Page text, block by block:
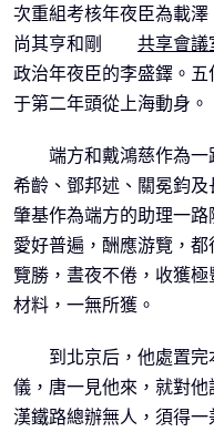
次重組考核年夜臣為載
尚其亨和剛
共享會議
政治年夜臣的李盛鐸。
于第二年頭從上海動身。
端方和戴鴻慈作為
希齡、鄧邦述、關冕鈞
肇基作為端方的助理一
愛好普遍，酬應游覽，
覽勝，晝夜不倦，收獲
材料，一無所獲。
到北京后，他處置
儀，唐一見他來，就對
漢鐵路總辦無人，須得